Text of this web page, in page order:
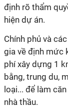
định rõ thẩm
hiện dự án.
Chính phủ và
gia về định mức
phí xây dựng 1
bằng, trung du,
loại... để làm
nhà thầu.